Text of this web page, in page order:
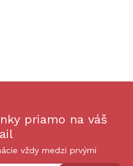
priamo na váš
vždy medzi prvými